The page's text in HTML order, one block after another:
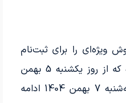
ویژه‌ای را برای ثبت‌نام
هوندا آکورد وارداتی اعلام کرده که از روز یکشنبه 5 بهمن
1404 شروع و تا پایان روز سه‌شنبه 7 بهمن 1404 ادامه